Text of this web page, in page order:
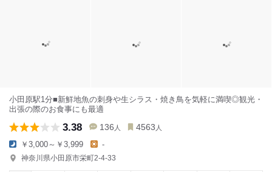
小田原駅1分■新鮮地魚の刺身や生シラス・焼き鳥を気軽に満喫◎観光・
出張の際のお食事にも最適
3.38 136 人 4563 人
￥3,000～￥3,999 -
神奈川県小田原市栄町2-4-33